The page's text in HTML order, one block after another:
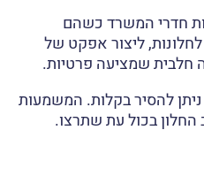
חדרי המשרד כשהם
ליצור אפקט של
חלבית שמציעה פרטיות.
להסיר בקלות. המשמעות
בכול עת שתרצו.